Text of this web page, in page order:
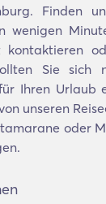
Finden
wenigen
kontaktieren
Sie
Ihren Urlaub
unseren
oder